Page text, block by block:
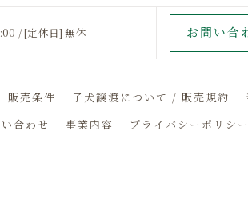
/ [定休日] 無休 お問い合
販売条件 子犬譲渡について / 販売規約
合わせ 事業内容 プライバシーポリシー